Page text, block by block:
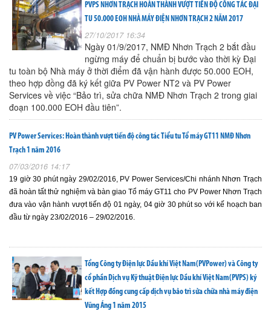
PVPS NHƠN TRẠCH HOÀN THÀNH VƯỢT TIẾN ĐỘ CÔNG TÁC ĐẠI
TU 50.000 EOH NHÀ MÁY ĐIỆN NHƠN TRẠCH 2 NĂM 2017
27/10/2017 16:34
Ngày 01/9/2017, NMĐ Nhơn Trạch 2 bắt đầu
ngừng máy để chuẩn bị bước vào thời kỳ Đại
tu toàn bộ Nhà máy ở thời điểm đã vận hành được 50.000 EOH,
theo hợp đồng đã ký kết giữa PV Power NT2 và PV Power
Services về việc “Bảo trì, sửa chữa NMĐ Nhơn Trạch 2 trong giai
đoạn 100.000 EOH đầu tiên”.
PV Power Services: Hoàn thành vượt tiến độ công tác Tiểu tu Tổ máy GT11 NMĐ Nhơn
Trạch 1 năm 2016
07/03/2016 14:17
19 giờ 30 phút ngày 29/02/2016, PV Power Services/Chi nhánh Nhơn Trạch
đã hoàn tất thử nghiệm và bàn giao Tổ máy GT11 cho PV Power Nhơn Trạch
đưa vào vận hành vượt tiến độ 01 ngày, 04 giờ 30 phút so với kế hoạch ban
đầu từ ngày 23/02/2016 – 29/02/2016.
Tổng Công ty Điện lực Dầu khí Việt Nam(PVPower) và Công ty
cổ phần Dịch vụ Kỹ thuật Điện lực Dầu khí Việt Nam(PVPS) ký
kết Hợp đồng cung cấp dịch vụ bảo trì sửa chữa nhà máy điện
Vũng Áng 1 năm 2015